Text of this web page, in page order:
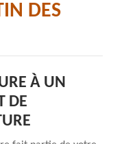
DES
À UN
DE